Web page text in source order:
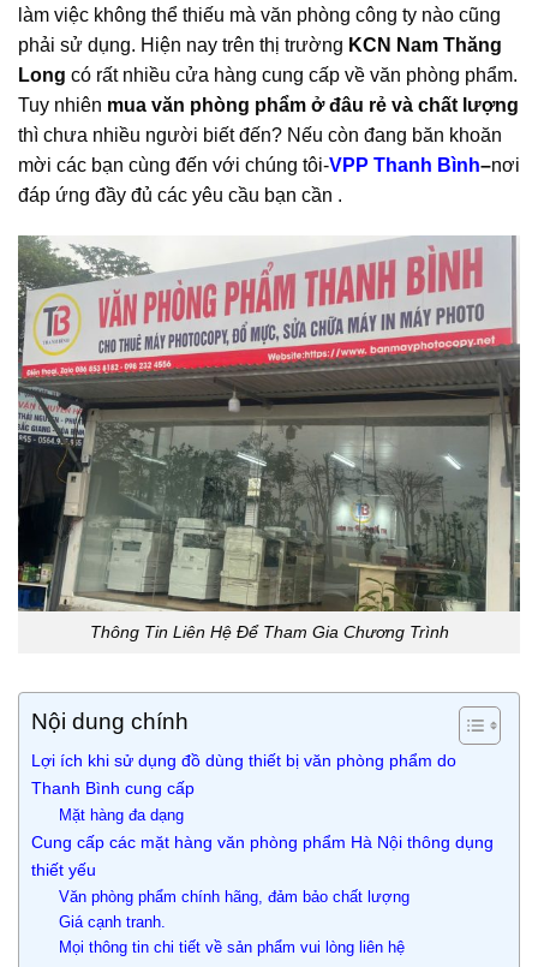
làm việc không thể thiếu mà văn phòng công ty nào cũng
phải sử dụng. Hiện nay trên thị trường KCN Nam Thăng
Long có rất nhiều cửa hàng cung cấp về văn phòng phẩm.
Tuy nhiên mua văn phòng phẩm ở đâu rẻ và chất lượng
thì chưa nhiều người biết đến? Nếu còn đang băn khoăn
mời các bạn cùng đến với chúng tôi-VPP Thanh Bình–nơi
đáp ứng đầy đủ các yêu cầu bạn cần .
Thông Tin Liên Hệ Để Tham Gia Chương Trình
Nội dung chính
Lợi ích khi sử dụng đồ dùng thiết bị văn phòng phẩm do
Thanh Bình cung cấp
Mặt hàng đa dạng
Cung cấp các mặt hàng văn phòng phẩm Hà Nội thông dụng
thiết yếu
Văn phòng phẩm chính hãng, đảm bảo chất lượng
Giá cạnh tranh.
Mọi thông tin chi tiết về sản phẩm vui lòng liên hệ